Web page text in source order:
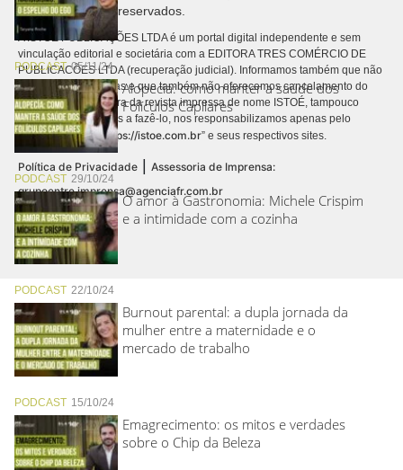
PODCAST05/11/24
Alopecia: como manter a saúde dos
Folículos Capilares
PODCAST 29/10/24
O amor à Gastronomia: Michele Crispim
e a intimidade com a cozinha
PODCAST 22/10/24
Burnout parental: a dupla jornada da
mulher entre a maternidade e o
mercado de trabalho
PODCAST 15/10/24
Emagrecimento: os mitos e verdades
sobre o Chip da Beleza
Todos os direitos reservados.
A ISTOÉ PUBLICAÇÕES LTDA é um portal digital independente e sem
vinculação editorial e societária com a EDITORA TRES COMÉRCIO DE
PUBLICACÕES LTDA (recuperação judicial). Informamos também que não
realizamos cobranças e que também não oferecemos cancelamento do
contrato de assinatura da revista impressa de nome ISTOÉ, tampouco
autorizamos terceiros a fazê-lo, nos responsabilizamos apenas pelo
conteúdo digital “https://istoe.com.br” e seus respectivos sites.
Política de Privacidade | Assessoria de Imprensa:
grupoentre.imprensa@agenciafr.com.br